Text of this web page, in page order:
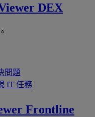
DEX
問題
IT 任務
Frontline